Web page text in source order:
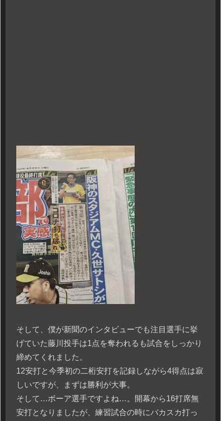
そして、僕が新聞のインタビューでも注目選手に挙
げていた藤川投手は1点を奪われるも試合をしっかり
締めてくれました。
12安打と今季初の二桁安打を記録しながら4得点は寂
しいですが、まずは勝利が大事。
そして…ボーア選手ですよね…。開幕から16打席無
安打となりましたが、練習試合の時にバカスカ打っ